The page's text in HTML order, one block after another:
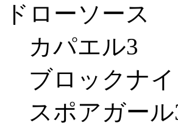
ドローソース
カパエル3
ブロックナイ
スポアガール